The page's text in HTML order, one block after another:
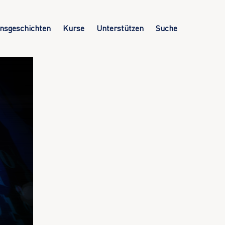
Kurse Unterstützen Suche